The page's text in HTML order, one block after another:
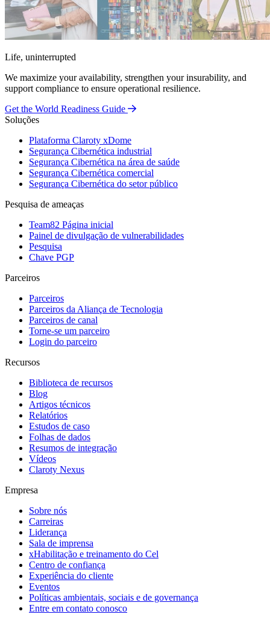
Life, uninterrupted
We maximize your availability, strengthen your insurability, and
support compliance to ensure operational resilience.
Get the World Readiness Guide
Soluções
Plataforma Claroty xDome
Segurança Cibernética industrial
Segurança Cibernética na área de saúde
Segurança Cibernética comercial
Segurança Cibernética do setor público
Pesquisa de ameaças
Team82 Página inicial
Painel de divulgação de vulnerabilidades
Pesquisa
Chave PGP
Parceiros
Parceiros
Parceiros da Aliança de Tecnologia
Parceiros de canal
Torne-se um parceiro
Login do parceiro
Recursos
Biblioteca de recursos
Blog
Artigos técnicos
Relatórios
Estudos de caso
Folhas de dados
Resumos de integração
Vídeos
Claroty Nexus
Empresa
Sobre nós
Carreiras
Liderança
Sala de imprensa
xHabilitação e treinamento do Cel
Centro de confiança
Experiência do cliente
Eventos
Políticas ambientais, sociais e de governança
Entre em contato conosco